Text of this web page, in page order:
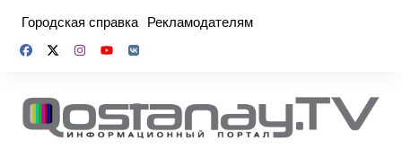
содержимому
Городская справка Рекламодателям